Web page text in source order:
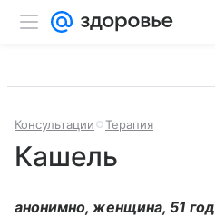
Консультации Терапия
Кашель
анонимно, женщина, 51 год